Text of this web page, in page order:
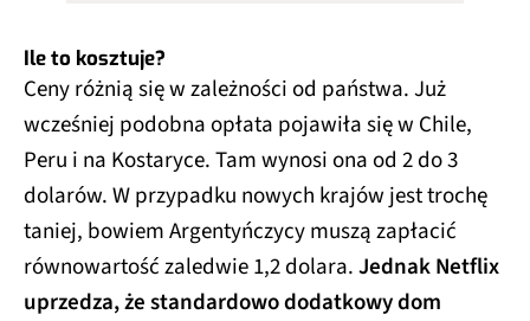
Ile to kosztuje?
Ceny różnią się w zależności od państwa. Już
wcześniej podobna opłata pojawiła się w Chile,
Peru i na Kostaryce. Tam wynosi ona od 2 do 3
dolarów. W przypadku nowych krajów jest trochę
taniej, bowiem Argentyńczycy muszą zapłacić
równowartość zaledwie 1,2 dolara.Jednak Netflix
uprzedza, że standardowo dodatkowy dom